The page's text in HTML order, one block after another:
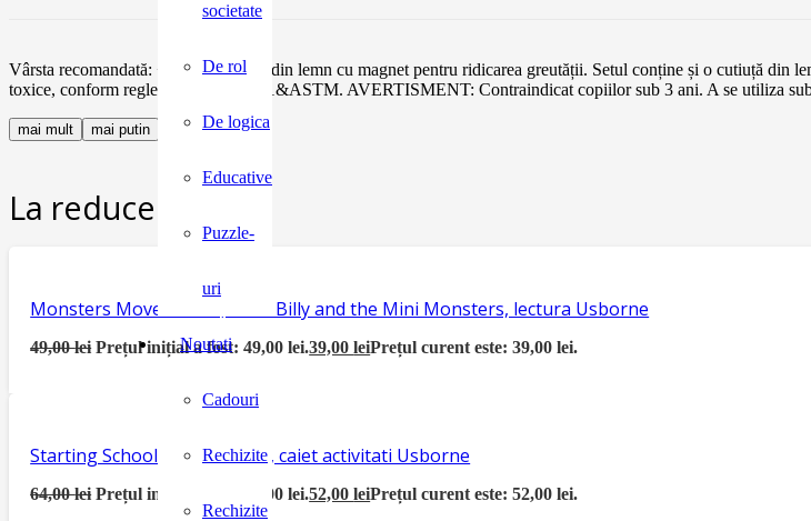
societate
De rol
De logica
Educative
Puzzle-
uri
Noutati
Cadouri
Rechizite
Rechizite
Vârsta recomandată: + 3 ani. Macara din lemn cu magnet pentru ridicarea greutății. Setul conține și o cutiuță din
toxice, conform reglementărilor EN71&ASTM. AVERTISMENT: Contraindicat copiilor sub 3 ani. A se utiliza
mai mult mai putin
La reducere:
Monsters Move House, seria Billy and the Mini Monsters, lectura Usborne
49,00lei Prețul inițial a fost: 49,00 lei.39,00leiPrețul curent este: 39,00 lei.
Starting School Activity Book, caiet activitati Usborne
64,00lei Prețul inițial a fost: 64,00 lei.52,00leiPrețul curent este: 52,00 lei.